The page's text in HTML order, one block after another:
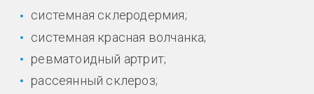
системная склеродермия;
системная красная волчанка;
ревматоидный артрит;
рассеянный склероз;